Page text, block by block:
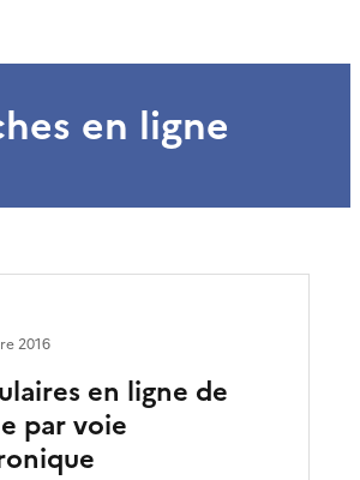
en ligne
en ligne de
par voie
2016